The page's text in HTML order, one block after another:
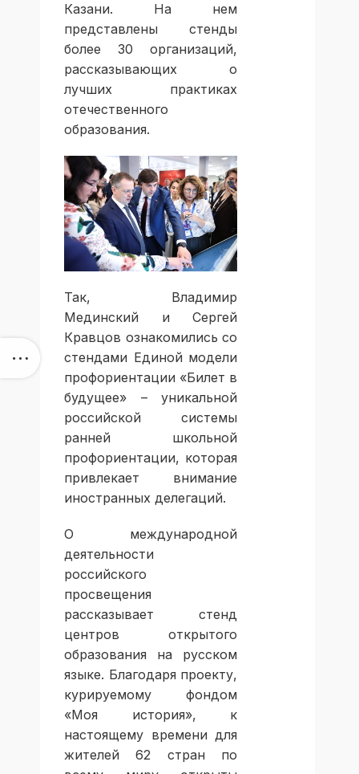
Казани. На нем
представлены стенды
более 30 организаций,
рассказывающих о
лучших практиках
отечественного
образования.
Так, Владимир
Мединский и Сергей
Кравцов ознакомились со
стендами Единой модели
профориентации «Билет в
будущее» – уникальной
российской системы
ранней школьной
профориентации, которая
привлекает внимание
иностранных делегаций.
О международной
деятельности
российского
просвещения
рассказывает стенд
центров открытого
образования на русском
языке. Благодаря проекту,
курируемому фондом
«Моя история», к
настоящему времени для
жителей 62 стран по